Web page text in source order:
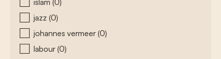
islam (0)
jazz (0)
johannes vermeer (0)
labour (0)